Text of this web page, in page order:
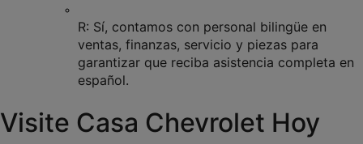
R: Sí, contamos con personal bilingüe en
ventas, finanzas, servicio y piezas para
garantizar que reciba asistencia completa en
español.
Visite Casa Chevrolet Hoy